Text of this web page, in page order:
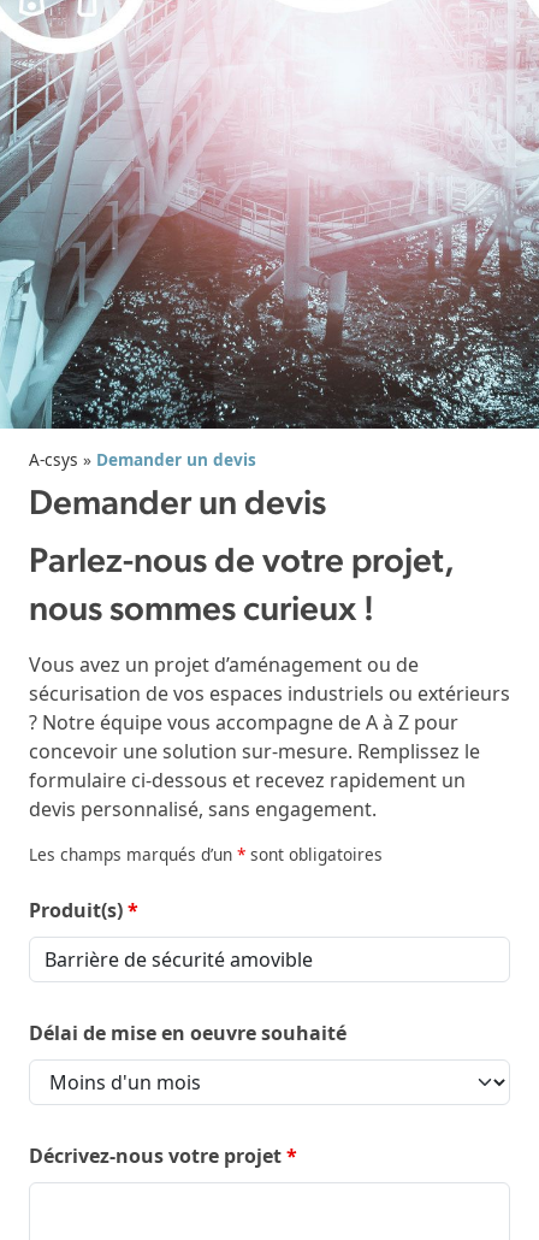
A-csys » Demander un devis
Demander un devis
Parlez-nous de votre projet,
nous sommes curieux !
Vous avez un projet d’aménagement ou de
sécurisation de vos espaces industriels ou extérieurs
? Notre équipe vous accompagne de A à Z pour
concevoir une solution sur-mesure. Remplissez le
formulaire ci-dessous et recevez rapidement un
devis personnalisé, sans engagement.
Les champs marqués d’un * sont obligatoires
Produit(s)*
Délai de mise en oeuvre souhaité
Décrivez-nous votre projet*